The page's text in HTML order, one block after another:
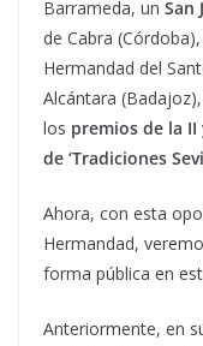
Barrameda, un San
de Cabra
Hermandad del
Alcántara
los premios de la II
de ‘Tradiciones
Ahora, con esta
Hermandad,
forma pública en
Anteriormente, en